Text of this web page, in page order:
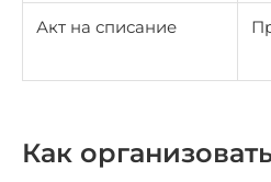
Акт на списание
Как